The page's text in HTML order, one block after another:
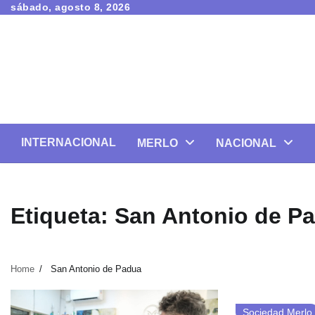
Skipsábado, agosto 8, 2026
INTERNACIONAL MERLO NACIONAL
Etiqueta: San Antonio de
Home San Antonio de Padua
Sociedad Merlo